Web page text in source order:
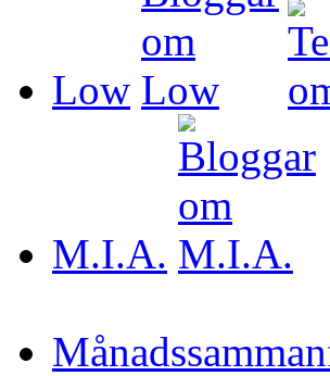
Low
M.I.A.